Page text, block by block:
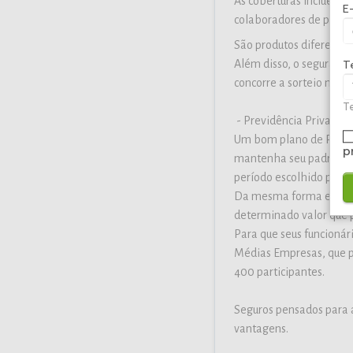
colaboradores de
São produtos
Além disso, o segurado
concorre a sorteio
- Previdência Privada
Um bom plano de
mantenha seu padrão
período escolhido para
Da mesma forma e
determinado valor que
Para que seus
Médias Empresas, que
400 participantes.
Seguros pensados para
vantagens.